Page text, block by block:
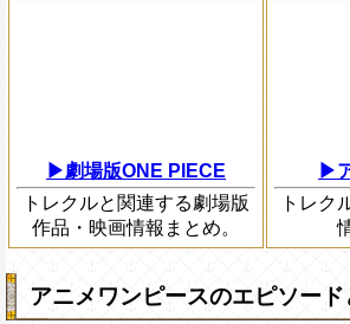
▶劇場版ONE PIECE
トレクルと関連する劇場版
作品・映画情報まとめ。
▶
トレク
アニメワンピースのエピソー